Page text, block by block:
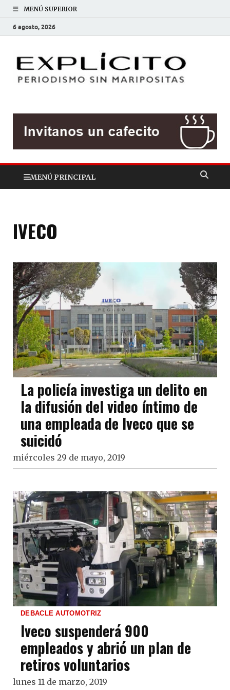
MENÚ SUPERIOR
6 agosto, 2026
MENÚ PRINCIPAL
IVECO
La policía investiga un delito en
la difusión del video íntimo de
una empleada de Iveco que se
suicidó
miércoles 29 de mayo, 2019
DEBACLE AUTOMOTRIZ
Iveco suspenderá 900
empleados y abrió un plan de
retiros voluntarios
lunes 11 de marzo, 2019